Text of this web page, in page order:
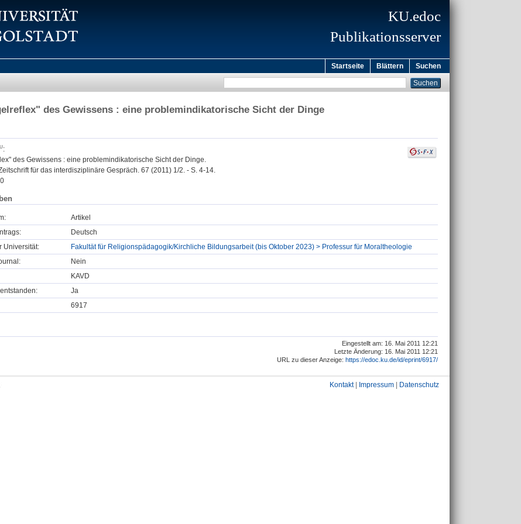
KU.edoc
Publikationsserver
Startseite Blättern Suchen
des Gewissens : eine problemindikatorische Sicht der Dinge
:
des Gewissens : eine problemindikatorische Sicht der Dinge.
für das interdisziplinäre Gespräch. 67 (2011) 1/2. - S. 4-14.
Artikel
Deutsch
Universität:
Fakultät für Religionspädagogik/Kirchliche Bildungsarbeit (bis Oktober 2023) > Professur für Moraltheologie
Nein
KAVD
Ja
6917
Eingestellt am: 16. Mai 2011 12:21
Letzte Änderung: 16. Mai 2011 12:21
URL zu dieser Anzeige: https://edoc.ku.de/id/eprint/6917/
Kontakt| Impressum Datenschutz